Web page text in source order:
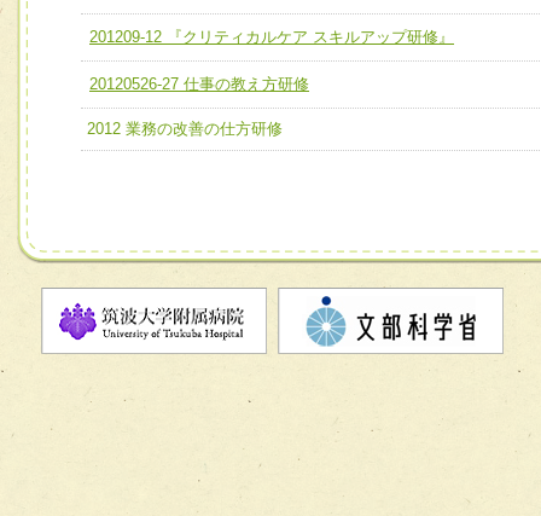
必要に応じて柔軟に医療チームを組織し、強調できる
ユニット３ 多職種連携力
他職種の視点とスキルを学び、相互理解と連携を深める
宅患者等支援チーム】
チーム05【せん妄対策チーム】
チーム08【地域関係機関と連携した小児リハビリテーショ
チーム09【術前から始める周術期リハビリテーションチー
チーム10【包括的リハビリテーションコンサルテーション
201209-12 『クリティカルケア スキルアップ研修』
20120526-27 仕事の教え方研修
2012 業務の改善の仕方研修